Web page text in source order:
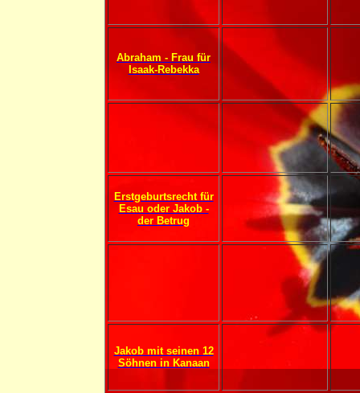
Abraham - Frau für
Isaak-Rebekka
Erstgeburtsrecht für
Esau oder Jakob -
der Betrug
Jakob mit seinen 12
Söhnen in Kanaan